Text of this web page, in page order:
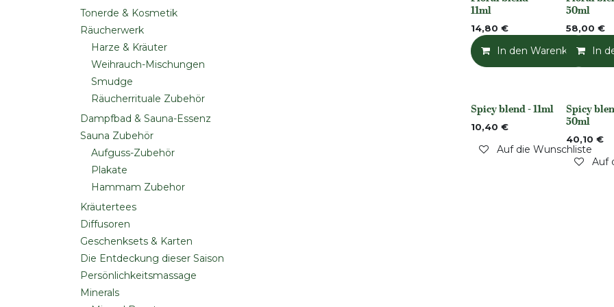
Tonerde & Kosmetik
Räucherwerk
Harze & Kräuter
Weihrauch-Mischungen
Smudge
Räucherrituale Zubehör
Dampfbad & Sauna-Essenz
Sauna Zubehör
Aufguss-Zubehör
Plakate
Hammam Zubehor
Kräutertees
Diffusoren
Geschenksets & Karten
Die Entdeckung dieser Saison
Persönlichkeitsmassage
Minerals
11ml
14,80 €
In den Warenkorb
50ml
58,00 €
In
Nicht vorrättig
Spicy blend - 11ml
10,40 €
Auf die Wunschliste
Nicht
Spicy
50ml
40,10 €
Auf